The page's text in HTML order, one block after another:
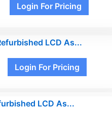
Login For Pricing
LCD As...
Login For Pricing
LCD As...